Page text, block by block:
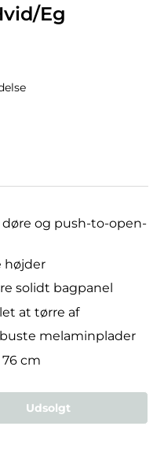
Eg
og push-to-open-
højder
solidt bagpanel
at tørre af
melaminplader
76 cm
Udsolgt